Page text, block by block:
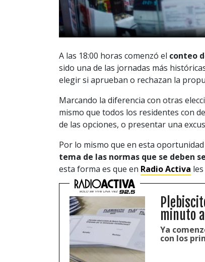
A las 18:00 horas comenzó el conteo
sido una de las jornadas más
elegir si aprueban o rechazan la
Marcando la diferencia con otras
mismo que todos los residentes con
de las opciones, o presentar una
Por lo mismo que en esta
tema de las normas que se deben
esta forma es que en Radio Activa
minuto
Ya
con los